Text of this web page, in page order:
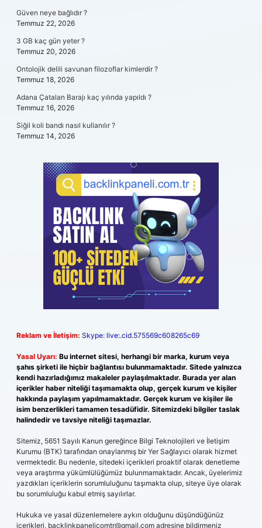
Güven neye bağlıdır ?
Temmuz 22, 2026
3 GB kaç gün yeter ?
Temmuz 20, 2026
Ontolojik delili savunan filozoflar kimlerdir ?
Temmuz 18, 2026
Adana Çatalan Barajı kaç yılında yapıldı ?
Temmuz 16, 2026
Siğil koli bandı nasıl kullanılır ?
Temmuz 14, 2026
Reklam ve İletişim: Skype: live:.cid.575569c608265c69
Yasal Uyarı: Bu internet sitesi, herhangi bir marka, kurum veya
şahıs şirketi ile hiçbir bağlantısı bulunmamaktadır. Sitede yalnızca
kendi hazırladığımız makaleler paylaşılmaktadır. Burada yer alan
içerikler haber niteliği taşımamakta olup, gerçek kurum ve kişiler
hakkında paylaşım yapılmamaktadır. Gerçek kurum ve kişiler ile
isim benzerlikleri tamamen tesadüfidir. Sitemizdeki bilgiler taslak
halindedir ve tavsiye niteliği taşımazlar.
Sitemiz, 5651 Sayılı Kanun gereğince Bilgi Teknolojileri ve İletişim
Kurumu (BTK) tarafından onaylanmış bir Yer Sağlayıcı olarak hizmet
vermektedir. Bu nedenle, sitedeki içerikleri proaktif olarak denetleme
veya araştırma yükümlülüğümüz bulunmamaktadır. Ancak, üyelerimiz
yazdıkları içeriklerin sorumluluğunu taşımakta olup, siteye üye olarak
bu sorumluluğu kabul etmiş sayılırlar.
Hukuka ve yasal düzenlemelere aykırı olduğunu düşündüğünüz
içerikleri, backlinkpanelicomtr@gmail.com adresine bildirmeniz